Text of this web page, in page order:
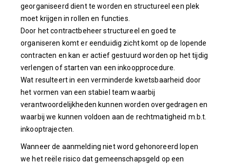
georganiseerd dient te worden en structureel een plek
moet krijgen in rollen en functies.
Door het contractbeheer structureel en goed te
organiseren komt er eenduidig zicht komt op de lopende
contracten en kan er actief gestuurd worden op het tijdig
verlengen of starten van een inkoopprocedure.
Wat resulteert in een verminderde kwetsbaarheid door
het vormen van een stabiel team waarbij
verantwoordelijkheden kunnen worden overgedragen en
waarbij we kunnen voldoen aan de rechtmatigheid m.b.t.
inkooptrajecten.
Wanneer de aanmelding niet word gehonoreerd lopen
we het reële risico dat gemeenschapsgeld op een